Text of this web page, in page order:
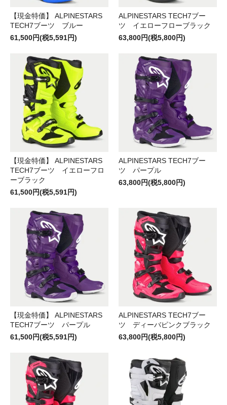
【現金特価】 ALPINESTARS
TECH7ブーツ ブルー
61,500円(税5,591円)
ALPINESTARS TECH7ブー
ツ イエローフローブラック
63,800円(税5,800円)
【現金特価】 ALPINESTARS
TECH7ブーツ イエローフロ
ーブラック
61,500円(税5,591円)
ALPINESTARS TECH7ブー
ツ パープル
63,800円(税5,800円)
【現金特価】 ALPINESTARS
TECH7ブーツ パープル
61,500円(税5,591円)
ALPINESTARS TECH7ブー
ツ ディーバピンクブラック
63,800円(税5,800円)